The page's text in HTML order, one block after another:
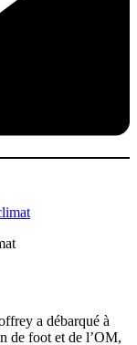
a débarqué à
de foot et de l’OM,